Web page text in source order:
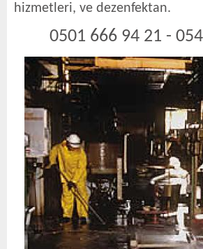
hizmetleri, ve dezenfektan.
0501 666 94 21 -